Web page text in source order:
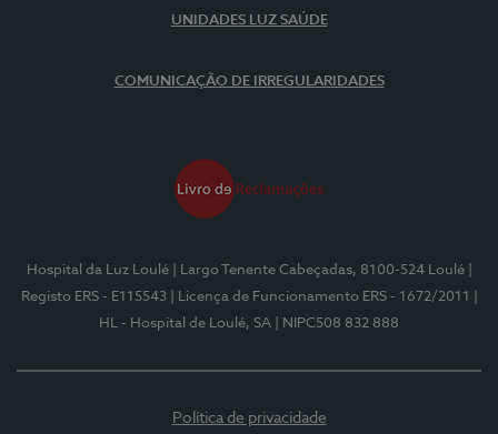
UNIDADES LUZ SAÚDE
COMUNICAÇÃO DE IRREGULARIDADES
Hospital da Luz Loulé | Largo Tenente Cabeçadas, 8100-524 Loulé
Registo ERS - E115543
| Licença de Funcionamento ERS - 1672/2011
HL - Hospital de Loulé, SA
| NIPC508 832 888
Política de privacidade